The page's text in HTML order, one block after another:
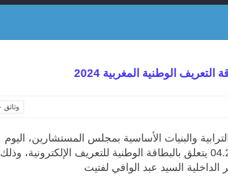
الوطنية المغربية 2024
وثائق
والبنيات الأساسية بمجلس المستشارين، اليوم
الثلاثاء، على مشروع قانون رقم 04.20 يتعلق بالبطاقة الوطنية للتعريف الإلكترونية، وذلك